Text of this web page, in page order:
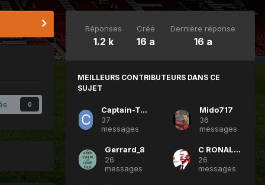
0
Réponses
1.2 k
Créé
16 a
Dernière réponse
16 a
MEILLEURS CONTRIBUTEURS DANS CE
SUJET
Captain-Tsubasa
37
messages
Mido717
36
messages
Gerrard_8
26
messages
C RONALDO 7
26
messages